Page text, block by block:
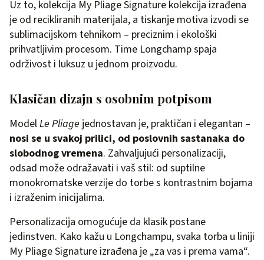
Uz to, kolekcija My Pliage Signature kolekcija izrađena
je od recikliranih materijala, a tiskanje motiva izvodi se
sublimacijskom tehnikom – preciznim i ekološki
prihvatljivim procesom. Time Longchamp spaja
održivost i luksuz u jednom proizvodu.
Klasičan dizajn s osobnim potpisom
ModelLe Pliage jednostavan je, praktičan i elegantan –
nosi se u svakoj prilici, od poslovnih sastanaka do
slobodnog vremena. Zahvaljujući personalizaciji,
odsad može odražavati i vaš stil: od suptilne
monokromatske verzije do torbe s kontrastnim bojama
i izraženim inicijalima.
Personalizacija omogućuje da klasik postane
jedinstven. Kako kažu u Longchampu, svaka torba u liniji
My Pliage Signature izrađena je „za vas i prema vama“.